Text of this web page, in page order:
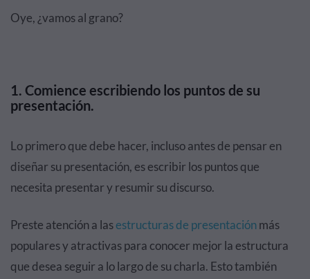
Oye, ¿vamos al grano?
1. Comience escribiendo los puntos de su
presentación.
Lo primero que debe hacer, incluso antes de pensar en
diseñar su presentación, es escribir los puntos que
necesita presentar y resumir su discurso.
Preste atención a lasestructuras de presentaciónmás
populares y atractivas para conocer mejor la estructura
que desea seguir a lo largo de su charla. Esto también